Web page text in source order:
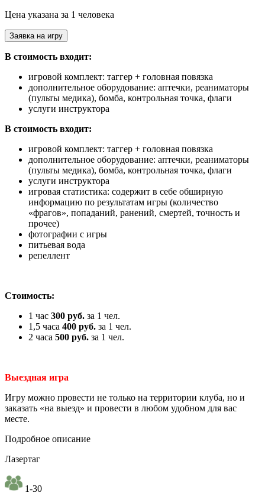
Цена указана за 1 человека
Заявка на игру
В стоимость входит:
игровой комплект: таггер + головная повязка
дополнительное оборудование: аптечки, реаниматоры
(пульты медика), бомба, контрольная точка, флаги
услуги инструктора
В стоимость входит:
игровой комплект: таггер + головная повязка
дополнительное оборудование: аптечки, реаниматоры
(пульты медика), бомба, контрольная точка, флаги
услуги инструктора
игровая статистика: содержит в себе обширную
информацию по результатам игры (количество
«фрагов», попаданий, ранений, смертей, точность и
прочее)
фотографии с игры
питьевая вода
репеллент
Стоимость:
1 час 300 руб. за 1 чел.
1,5 часа 400 руб. за 1 чел.
2 часа 500 руб. за 1 чел.
Выездная игра
Игру можно провести не только на территории клуба, но и
заказать «на выезд» и провести в любом удобном для вас
месте.
Подробное описание
Лазертаг
1-30